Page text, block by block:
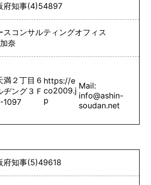
府知事(4)54897
コンサルティングオフィス
奈
満２丁目６
ング３Ｆ
1097
https://e
co2009.j
p
Mail:
info@ashin-
soudan.net
府知事(5)49618